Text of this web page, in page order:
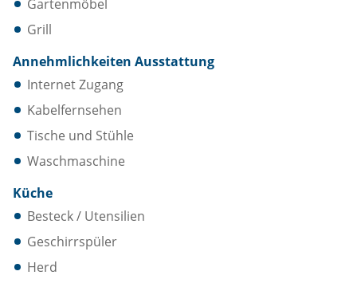
Gartenmöbel
Grill
Annehmlichkeiten Ausstattung
Internet Zugang
Kabelfernsehen
Tische und Stühle
Waschmaschine
Küche
Besteck / Utensilien
Geschirrspüler
Herd